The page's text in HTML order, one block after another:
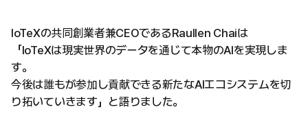
IoTeXの共同創業者兼CEOであるRaullen Chaiは
「IoTeXは現実世界のデータを通じて本物のAIを実現しま
す。
今後は誰もが参加し貢献できる新たなAIエコシステムを切
り拓いていきます」と語りました。